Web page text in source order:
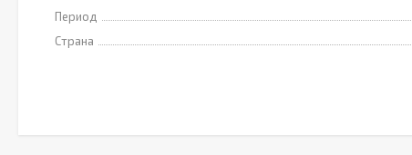
Период
Страна